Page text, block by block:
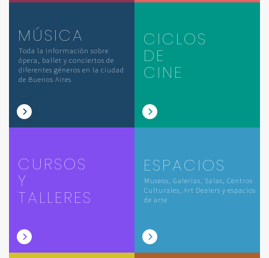
MÚSICA
Toda la información sobre
ópera, ballet y conciertos de
diferentes géneros en la ciudad
de Buenos Aires
CICLOS
DE
CINE
CURSOS
Y
TALLERES
ESPACIOS
Museos, Galerías, Salas, Centros
Culturales, Art Dealers y espacios
de arte